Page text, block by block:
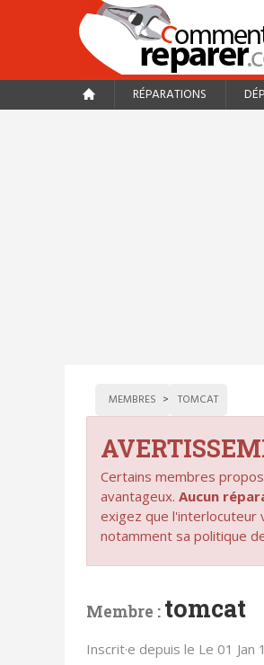
RÉPARATIONS
MEMBRES TOMCAT
Certains membres
avantageux. Aucun
exigez que l'interlocuteur
notamment sa politique
Membre : tomcat
Inscrit·e depuis le Le 01 Jan